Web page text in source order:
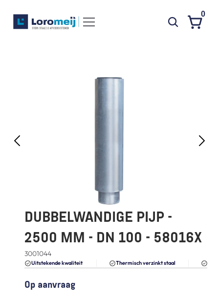
FAQ
Blogs
0
DUBBELWANDIGE PIJP -
2500 MM - DN 100 - 58016X
3001044
Uitstekende kwaliteit Thermisch verzinkt staal
Op aanvraag